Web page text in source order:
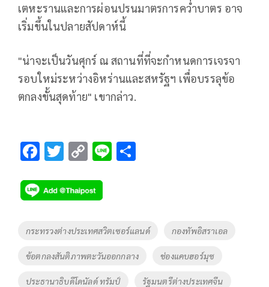
เตหะรานและการผ่อนปรนมาตรการคว่ำบาตร อาจ
เริ่มขึ้นในปลายสัปดาห์นี้
"น่าจะเป็นวันศุกร์ ณ สถานที่ที่จะกำหนดการเจรจา
รอบใหม่ระหว่างอิหร่านและสหรัฐฯ เพื่อบรรลุข้อ
ตกลงขั้นสุดท้าย" เขากล่าว.
F
e
b
o
k
T
tt
er
C
p
y
Li
n
k
Li
Tags
กระทรวงต่างประเทศสวิตเซอร์แลนด์ กองทัพอิสราเอล
ข้อตกลงสันติภาพตะวันออกกลาง ช่องแคบฮอร์มุซ
ประธานาธิบดีโดนัลด์ ทรัมป์ รัฐมนตรีต่างประเทศจีน